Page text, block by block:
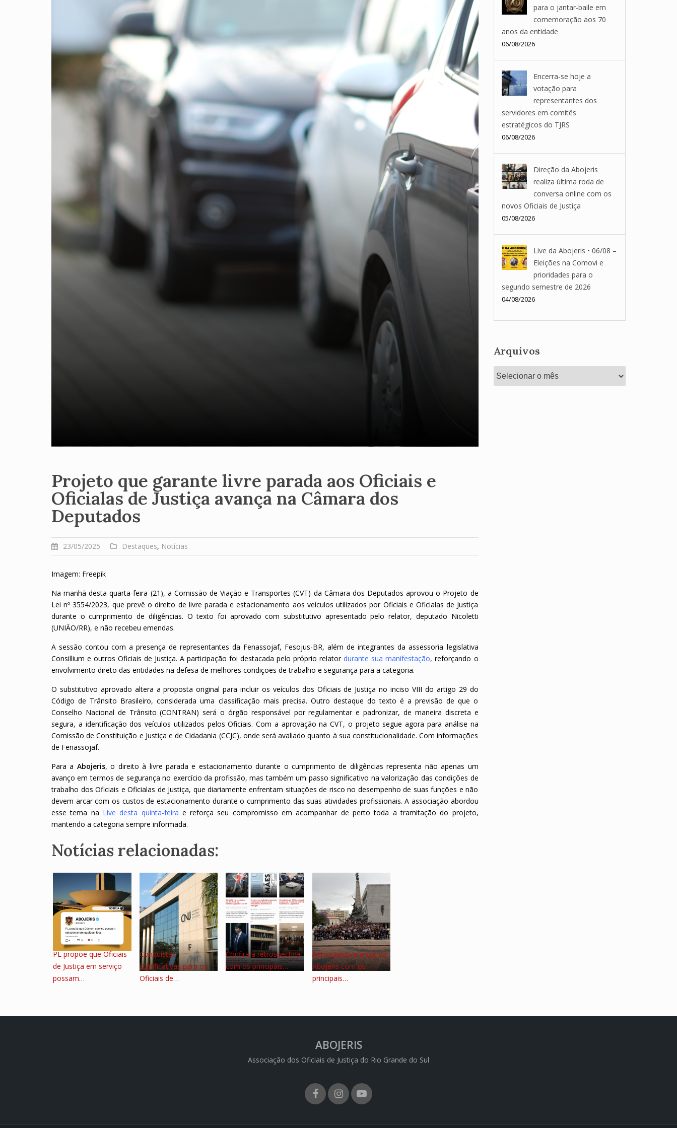
Projeto que garante livre parada aos Oficiais e
Oficialas de Justiça avança na Câmara dos
Deputados
23/05/2025 Destaques, Notícias
Imagem: Freepik
Na manhã desta quarta-feira (21), a Comissão de Viação e Transportes (CVT) da Câmara dos Deputados aprovou o Projeto de
Lei nº 3554/2023, que prevê o direito de livre parada e estacionamento aos veículos utilizados por Oficiais e Oficialas de Justiça
durante o cumprimento de diligências. O texto foi aprovado com substitutivo apresentado pelo relator, deputado Nicoletti
(UNIÃO/RR), e não recebeu emendas.
A sessão contou com a presença de representantes da Fenassojaf, Fesojus-BR, além de integrantes da assessoria legislativa
Consillium e outros Oficiais de Justiça. A participação foi destacada pelo próprio relatordurante sua manifestação, reforçando o
envolvimento direto das entidades na defesa de melhores condições de trabalho e segurança para a categoria.
O substitutivo aprovado altera a proposta original para incluir os veículos dos Oficiais de Justiça no inciso VIII do artigo 29 do
Código de Trânsito Brasileiro, considerada uma classificação mais precisa. Outro destaque do texto é a previsão de que o
Conselho Nacional de Trânsito (CONTRAN) será o órgão responsável por regulamentar e padronizar, de maneira discreta e
segura, a identificação dos veículos utilizados pelos Oficiais. Com a aprovação na CVT, o projeto segue agora para análise na
Comissão de Constituição e Justiça e de Cidadania (CCJC), onde será avaliado quanto à sua constitucionalidade. Com informações
de Fenassojaf.
Para a Abojeris, o direito à livre parada e estacionamento durante o cumprimento de diligências representa não apenas um
avanço em termos de segurança no exercício da profissão, mas também um passo significativo na valorização das condições de
trabalho dos Oficiais e Oficialas de Justiça, que diariamente enfrentam situações de risco no desempenho de suas funções e não
devem arcar com os custos de estacionamento durante o cumprimento das suas atividades profissionais. A associação abordou
esse tema na Live desta quinta-feira e reforça seu compromisso em acompanhar de perto toda a tramitação do projeto,
mantendo a categoria sempre informada.
Notícias relacionadas:
PL propõe que Oficiais
de Justiça em serviço
possam…
Conquistas
significativas para os
Oficiais de…
Confira a retrospectiva
com os principais…
Retrospectiva anual da
Abojeris com os
principais…
para o jantar-baile em
comemoração aos 70
anos da entidade
06/08/2026
Encerra-se hoje a
votação para
representantes dos
servidores em comitês
estratégicos do TJRS
06/08/2026
Direção da Abojeris
realiza última roda de
conversa online com os
novos Oficiais de Justiça
05/08/2026
Live da Abojeris • 06/08 –
Eleições na Comovi e
prioridades para o
segundo semestre de 2026
04/08/2026
Arquivos
Arquivos
ABOJERIS
Associação dos Oficiais de Justiça do Rio Grande do Sul
FacebookInstagram
Youtube